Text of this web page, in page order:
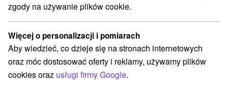
Drevenice Makov
Kategorie
Wszystkie kategorie
Drevenice(4) Penzióny(1)
zgody na używanie plików cookie.
Więcej o personalizacji i pomiarach
Aby wiedzieć, co dzieje się na stronach internetowych
oraz móc dostosować oferty i reklamy, używamy plików
cookies oraz usługi firmy Google.